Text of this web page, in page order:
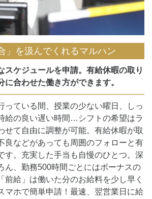
」を汲んでくれるマルハン
スケジュールを申請。有給休暇の取り
に合わせた働き方ができます。
っている間、授業の少ない曜日、しっ
給の良い遅い時間…シフトの希望はラ
せて自由に調整が可能。有給休暇が取
良などがあっても周囲のフォローと有
す。充実した手当も自慢のひとつ。深
ん、勤務500時間ごとにはボーナスの
前給」は働いた分のお給料を少し早く
マホで簡単申請！最速、翌営業日に給